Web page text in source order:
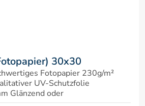
30x30
Fotopapier 230g/m²
UV-Schutzfolie
Glänzend oder